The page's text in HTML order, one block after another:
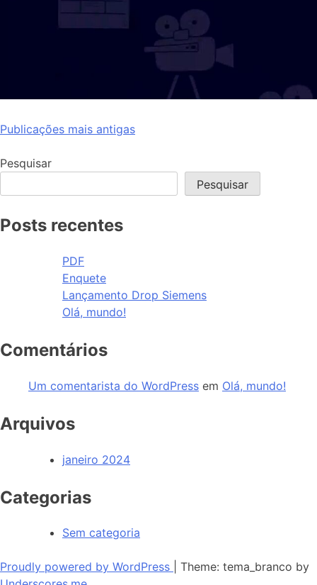
Navegação
por
Publicações mais antigas
Pesquisar
Pesquisar
Posts recentes
PDF
Enquete
Lançamento Drop Siemens
Olá, mundo!
Comentários
Um comentarista do WordPress em Olá, mundo!
Arquivos
janeiro 2024
Categorias
Sem categoria
Proudly powered by WordPress
Theme: tema_branco by